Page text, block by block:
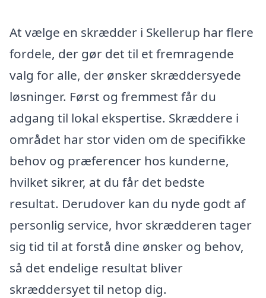
At vælge en skrædder i Skellerup har flere
fordele, der gør det til et fremragende
valg for alle, der ønsker skræddersyede
løsninger. Først og fremmest får du
adgang til lokal ekspertise. Skræddere i
området har stor viden om de specifikke
behov og præferencer hos kunderne,
hvilket sikrer, at du får det bedste
resultat. Derudover kan du nyde godt af
personlig service, hvor skrædderen tager
sig tid til at forstå dine ønsker og behov,
så det endelige resultat bliver
skræddersyet til netop dig.